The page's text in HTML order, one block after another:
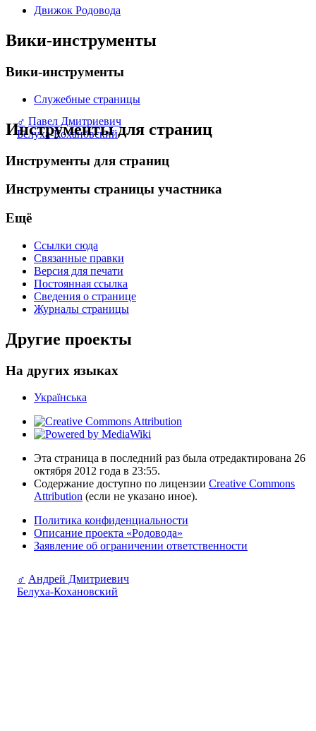
♂ Павел Дмитриевич
Белуха-Кохановский
♂ Андрей Дмитриевич
Белуха-Кохановский
Движок Родовода
Вики-инструменты
Вики-инструменты
Служебные страницы
Инструменты для страниц
Инструменты для страниц
Инструменты страницы участника
Ещё
Ссылки сюда
Связанные правки
Версия для печати
Постоянная ссылка
Сведения о странице
Журналы страницы
Другие проекты
На других языках
Українська
Эта страница в последний раз была отредактирована 26
октября 2012 года в 23:55.
Содержание доступно по лицензии Creative Commons
Attribution (если не указано иное).
Политика конфиденциальности
Описание проекта «Родовода»
Заявление об ограничении ответственности